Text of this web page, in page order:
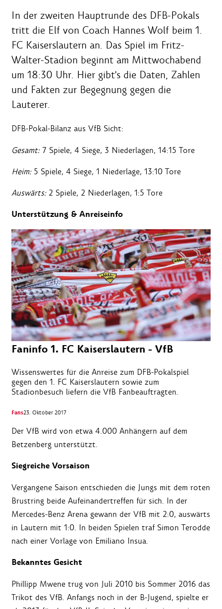
In der zweiten Hauptrunde des DFB-Pokals
tritt die Elf von Coach Hannes Wolf beim 1.
FC Kaiserslautern an. Das Spiel im Fritz-
Walter-Stadion beginnt am Mittwochabend
um 18:30 Uhr. Hier gibt's die Daten, Zahlen
und Fakten zur Begegnung gegen die
Lauterer.
DFB-Pokal-Bilanz aus VfB Sicht:
Gesamt:7 Spiele, 4 Siege, 3 Niederlagen, 14:15 Tore
Heim:5 Spiele, 4 Siege, 1 Niederlage, 13:10 Tore
Auswärts:2 Spiele, 2 Niederlagen, 1:5 Tore
Unterstützung & Anreiseinfo
Faninfo 1. FC Kaiserslautern - VfB
Wissenswertes für die Anreise zum DFB-Pokalspiel
gegen den 1. FC Kaiserslautern sowie zum
Stadionbesuch liefern die VfB Fanbeauftragten.
Fans23. Oktober 2017
Der VfB wird von etwa 4.000 Anhängern auf dem
Betzenberg unterstützt.
Siegreiche Vorsaison
Vergangene Saison entschieden die Jungs mit dem roten
Brustring beide Aufeinandertreffen für sich. In der
Mercedes-Benz Arena gewann der VfB mit 2:0, auswärts
in Lautern mit 1:0. In beiden Spielen traf Simon Terodde
nach einer Vorlage von Emiliano Insua.
Bekanntes Gesicht
Phillipp Mwene trug von Juli 2010 bis Sommer 2016 das
Trikot des VfB. Anfangs noch in der B-Jugend, spielte er